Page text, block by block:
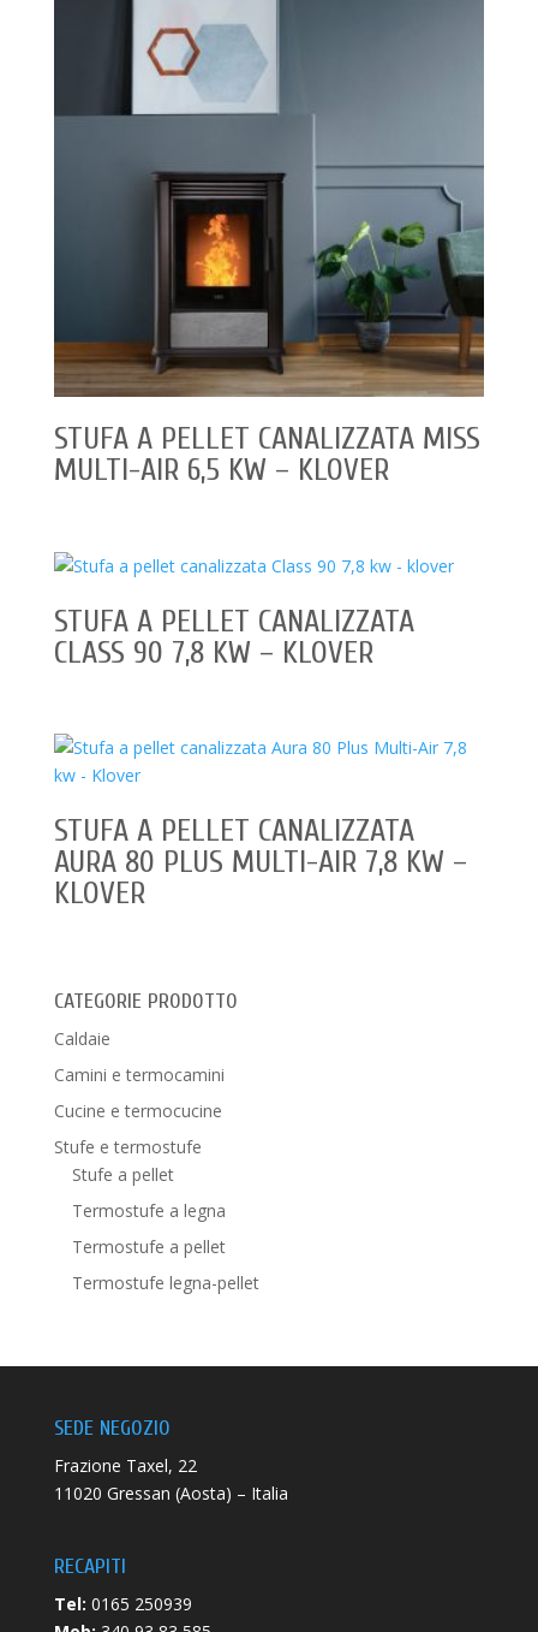
STUFA A PELLET CANALIZZATA MISS
MULTI-AIR 6,5 KW – KLOVER
STUFA A PELLET CANALIZZATA
CLASS 90 7,8 KW – KLOVER
STUFA A PELLET CANALIZZATA
AURA 80 PLUS MULTI-AIR 7,8 KW –
KLOVER
CATEGORIE PRODOTTO
Caldaie
Camini e termocamini
Cucine e termocucine
Stufe e termostufe
Stufe a pellet
Termostufe a legna
Termostufe a pellet
Termostufe legna-pellet
SEDE NEGOZIO
Frazione Taxel, 22
11020 Gressan (Aosta) – Italia
RECAPITI
Tel: 0165 250939